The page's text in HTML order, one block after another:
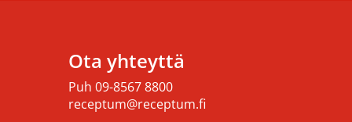
Ota yhteyttä
Puh 09-8567 8800
receptum@receptum.fi